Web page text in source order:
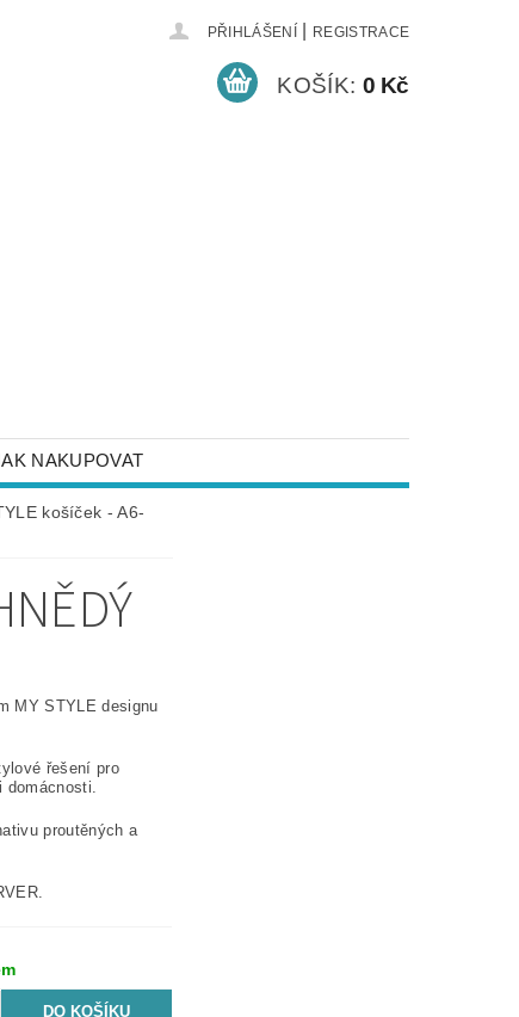
PŘIHLÁŠENÍ REGISTRACE
KOŠÍK: 0 Kč
NAKUPOVAT
NEJČASTĚJŠÍ DOTAZY
košíček - A6-
MY STYLE designu
řešení pro
domácnosti.
proutěných a